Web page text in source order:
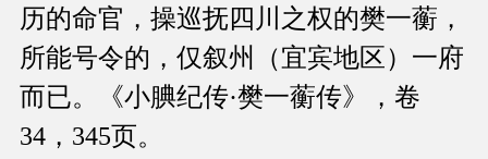
历的命官，操巡抚四川之权的樊一蘅，
所能号令的，仅叙州（宜宾地区）一府
而已。《小腆纪传·樊一蘅传》，卷
34，345页。